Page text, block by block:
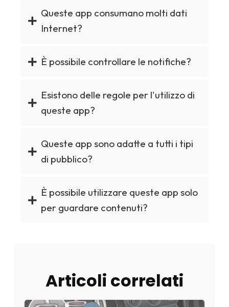
Queste app consumano molti dati
Internet?
È possibile controllare le notifiche?
Esistono delle regole per l'utilizzo di
queste app?
Queste app sono adatte a tutti i tipi
di pubblico?
È possibile utilizzare queste app solo
per guardare contenuti?
Articoli correlati